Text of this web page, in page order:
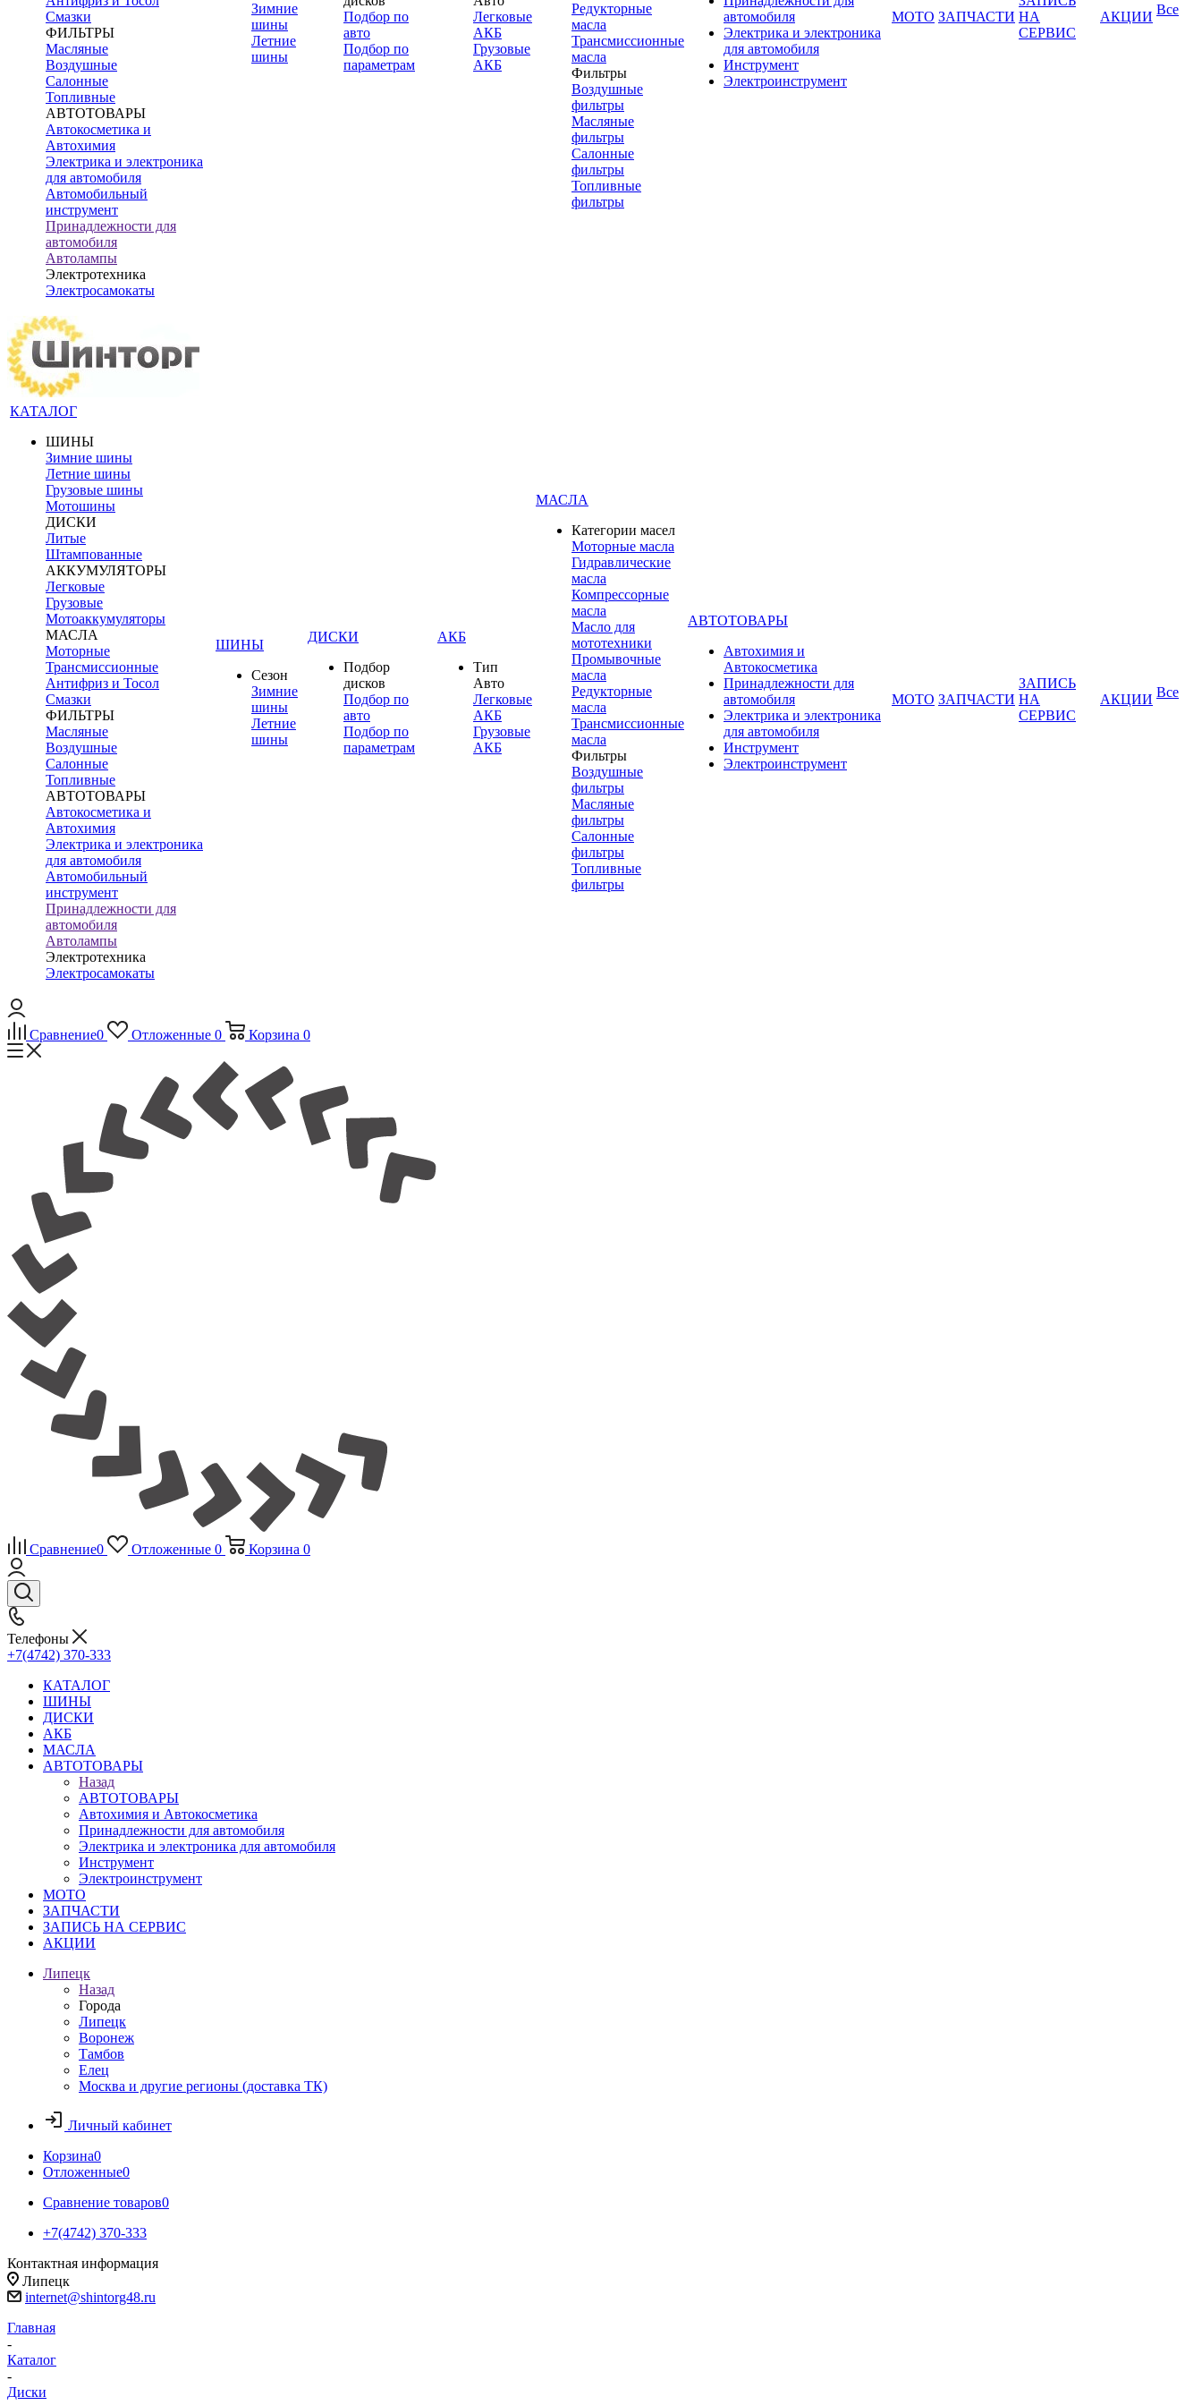
Смазки
ФИЛЬТРЫ
Масляные
Воздушные
Салонные
Топливные
АВТОТОВАРЫ
Автокосметика и
Автохимия
Электрика и электроника
для автомобиля
Автомобильный
инструмент
Принадлежности для
автомобиля
Автолампы
Электротехника
Электросамокаты
Зимние
шины
Летние
шины
Подбор по
авто
Подбор по
параметрам
Легковые
АКБ
Грузовые
АКБ
Редукторные
масла
Трансмиссионные
масла
Фильтры
Воздушные
фильтры
Масляные
фильтры
Салонные
фильтры
Топливные
фильтры
автомобиля
Электрика и электроника
для автомобиля
Инструмент
Электроинструмент
МОТО ЗАПЧАСТИ НА
СЕРВИС
АКЦИИ Все
КАТАЛОГ
ШИНЫ
Зимние шины
Летние шины
Грузовые шины
Мотошины
ДИСКИ
Литые
Штампованные
АККУМУЛЯТОРЫ
Легковые
Грузовые
Мотоаккумуляторы
МАСЛА
Моторные
Трансмиссионные
Антифриз и Тосол
Смазки
ФИЛЬТРЫ
Масляные
Воздушные
Салонные
Топливные
АВТОТОВАРЫ
Автокосметика и
Автохимия
Электрика и электроника
для автомобиля
Автомобильный
инструмент
Принадлежности для
автомобиля
Автолампы
Электротехника
Электросамокаты
ШИНЫ
Сезон
Зимние
шины
Летние
шины
ДИСКИ
Подбор
дисков
Подбор по
авто
Подбор по
параметрам
АКБ
Тип
Авто
Легковые
АКБ
Грузовые
АКБ
МАСЛА
Категории масел
Моторные масла
Гидравлические
масла
Компрессорные
масла
Масло для
мототехники
Промывочные
масла
Редукторные
масла
Трансмиссионные
масла
Фильтры
Воздушные
фильтры
Масляные
фильтры
Салонные
фильтры
Топливные
фильтры
АВТОТОВАРЫ
Автохимия и
Автокосметика
Принадлежности для
автомобиля
Электрика и электроника
для автомобиля
Инструмент
Электроинструмент
МОТО ЗАПЧАСТИ
ЗАПИСЬ
НА
СЕРВИС
АКЦИИ Все
Сравнение0 Отложенные 0 Корзина 0
Сравнение0 Отложенные 0 Корзина 0
Телефоны
+7(4742) 370-333
КАТАЛОГ
ШИНЫ
ДИСКИ
АКБ
МАСЛА
АВТОТОВАРЫ
Назад
АВТОТОВАРЫ
Автохимия и Автокосметика
Принадлежности для автомобиля
Электрика и электроника для автомобиля
Инструмент
Электроинструмент
МОТО
ЗАПЧАСТИ
ЗАПИСЬ НА СЕРВИС
АКЦИИ
Липецк
Назад
Города
Липецк
Воронеж
Тамбов
Елец
Москва и другие регионы (доставка ТК)
Личный кабинет
Корзина0
Отложенные0
Сравнение товаров0
+7(4742) 370-333
Контактная информация
Липецк
internet@shintorg48.ru
Главная
-
Каталог
-
Диски